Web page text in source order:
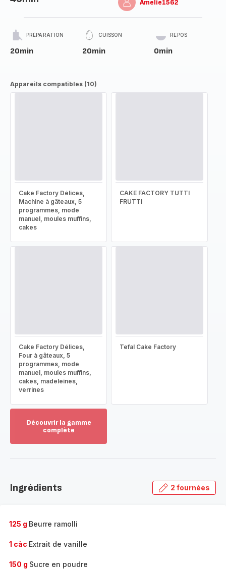
Amelie1562
PRÉPARATION
20min
CUISSON
20min
REPOS
0min
Appareils compatibles (10)
Cake Factory Délices,
Machine à gâteaux, 5
programmes, mode
manuel, moules muffins,
cakes
CAKE FACTORY TUTTI
FRUTTI
Cake Factory Délices,
Four à gâteaux, 5
programmes, mode
manuel, moules muffins,
cakes, madeleines,
verrines
Tefal Cake Factory
Découvrir la gamme
complète
gamme
Ingrédients 2 fournées
125 g Beurre ramolli
1 càc Extrait de vanille
150 g Sucre en poudre